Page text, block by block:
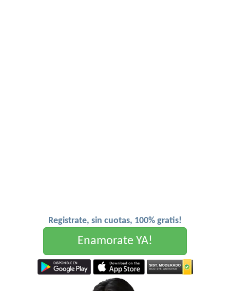
Registrate, sin cuotas, 100% gratis!
Enamorate YA!